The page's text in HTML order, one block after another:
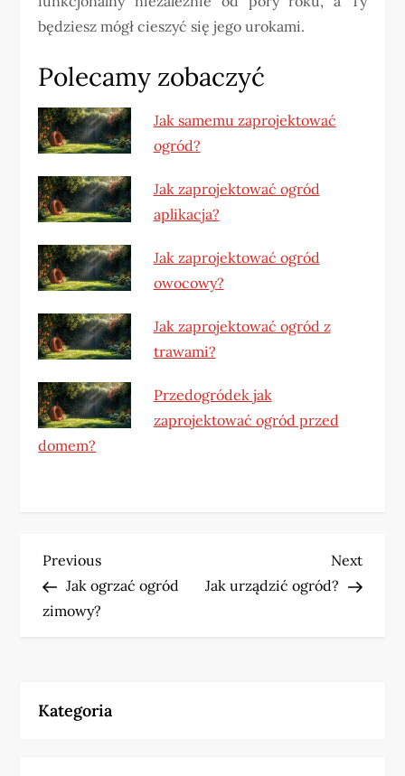
będziesz mógł cieszyć się jego urokami.
Polecamy zobaczyć
Jak samemu zaprojektować
ogród?
Jak zaprojektować ogród
aplikacja?
Jak zaprojektować ogród
owocowy?
Jak zaprojektować ogród z
trawami?
Przedogródek jak
zaprojektować ogród przed
domem?
N
a
g
Previous
Post
Previous
Jak ogrzać ogród
zimowy?
Next
Post
Next
Jak urządzić ogród?
Kategoria